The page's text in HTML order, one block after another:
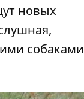
новых
собаками